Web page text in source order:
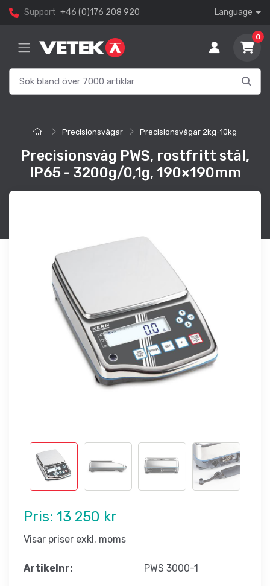
Support +46 (0)176 208 920 Language
0
Precisionsvågar Precisionsvågar 2kg-10kg
Precisionsvåg PWS, rostfritt stål,
IP65 - 3200g/0,1g, 190×190mm
Pris: 13 250 kr
Visar priser exkl. moms
Artikelnr: PWS 3000-1